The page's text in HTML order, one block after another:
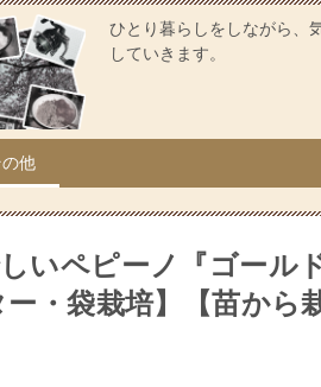
ひとり暮らしをしながら、
していきます。
の他
いペピーノ『ゴール
・袋栽培】【苗から